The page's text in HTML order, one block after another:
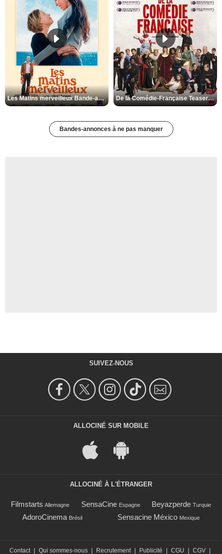
Les Matins merveilleux Bande-annonce VF De la Comédie-Française Teaser VF
Bandes-annonces à ne pas manquer
SUIVEZ-NOUS
ALLOCINÉ SUR MOBILE
ALLOCINÉ À L'ÉTRANGER
Filmstarts Allemagne SensaCine Espagne Beyazperde Turquie
AdoroCinema Brésil Sensacine México Mexique
Contact Qui sommes-nous Recrutement Publicité CGU CGV